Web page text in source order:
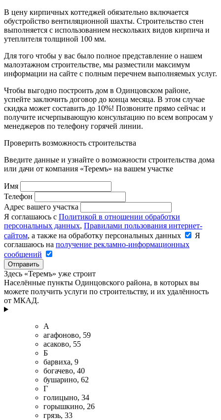
В цену кирпичных коттеджей обязательно включается
обустройство вентиляционной шахты. Строительство стен
выполняется с использованием нескольких видов кирпича и
утеплителя толщиной 100 мм.
Для того чтобы у вас было полное представление о нашем
малоэтажном строительстве, мы разместили максимум
информации на сайте с полным перечнем выполняемых услуг.
Чтобы выгодно построить дом в Одинцовском районе,
успейте заключить договор до конца месяца. В этом случае
скидка может составить до 10%! Позвоните прямо сейчас и
получите исчерпывающую консультацию по всем вопросам у
менеджеров по телефону горячей линии.
Проверить возможность строительства
Введите данные и узнайте о возможности строительства дома
или дачи от компания «Теремъ» на вашем участке
Имя
Телефон
Адрес вашего участка
Я соглашаюсь с Политикой в отношении обработки
персональных данных, Правилами пользования интернет-
сайтом, а также на обработку персональных данных
Я
соглашаюсь на получение рекламно-информационных
сообщений
Отправить
Здесь «Теремъ» уже строит
Населённые пункты Одинцовского района, в которых вы
можете получить услуги по строительству, и их удалённость
от МКАД.
A
агафоново, 59
асаково, 55
Б
барвиха, 9
богачево, 40
бушарино, 62
Г
голицыно, 34
горышкино, 26
грязь, 33